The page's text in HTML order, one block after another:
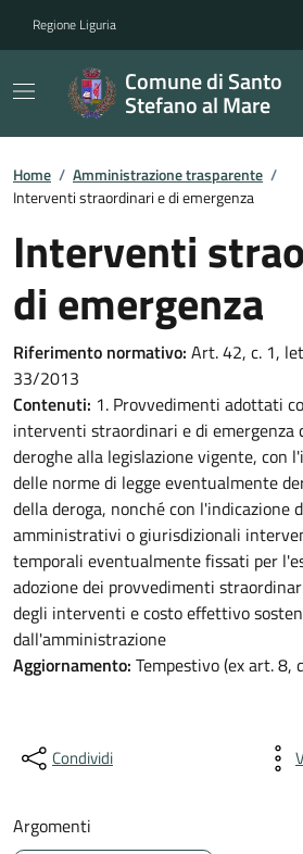
Regione Liguria
Comune di Santo
Stefano al Mare
Home / Amministrazione trasparente /
Interventi straordinari e di emergenza
Interventi
di emergenza
Riferimento normativo: Art. 42, c. 1,
33/2013
Contenuti: 1. Provvedimenti adottati
interventi straordinari e di emergenza
deroghe alla legislazione vigente, con
delle norme di legge eventualmente
della deroga, nonché con l'indicazione
amministrativi o giurisdizionali
temporali eventualmente fissati per
adozione dei provvedimenti
degli interventi e costo effettivo
dall'amministrazione
Aggiornamento: Tempestivo (ex art. 8,
Condividi
Argomenti